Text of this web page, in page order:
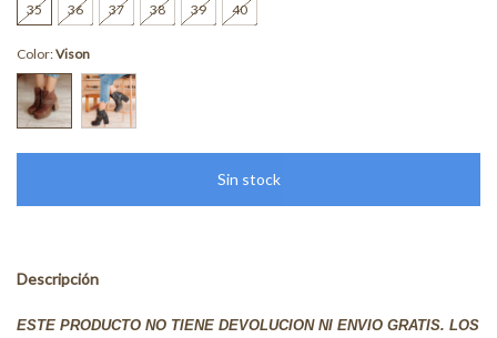
35 36 37 38 39 40
Color:Vison
Descripción
ESTE PRODUCTO NO TIENE DEVOLUCION NI ENVIO GRATIS. LOS